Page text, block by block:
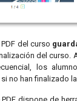
del curso
del curso.
los
no han finalizado la